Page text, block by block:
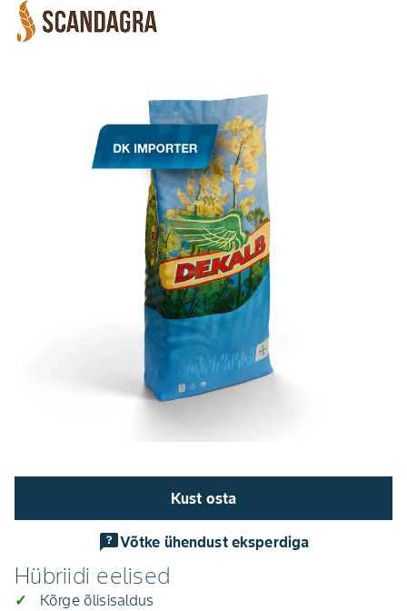
Kust osta
Võtke ühendust eksperdiga
Hübriidi eelised
Kõrge õlisisaldus